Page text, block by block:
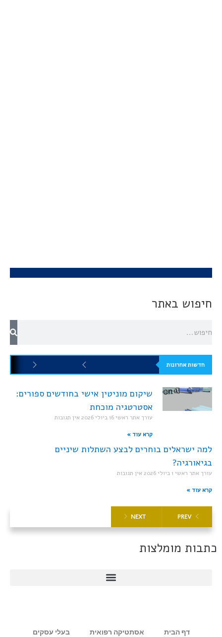
חיפוש באתר
חדשות אחרונות
שיקום מוניטין אישי בחודשים ספורים:
אסטרטגיה מוכחת
עורך אתר ראשי16 ביולי 2026 אין תגובות
קרא עוד »
למה ישראלים בוחרים לבצע השתלות שיניים
בגיאורגיה?
עורך אתר ראשי 1 ביולי 2026 אין תגובות
קרא עוד »
PREV
NEXT
כתבות מומלצות
דף הבית אסתטיקה רפואית בעלי עסקים